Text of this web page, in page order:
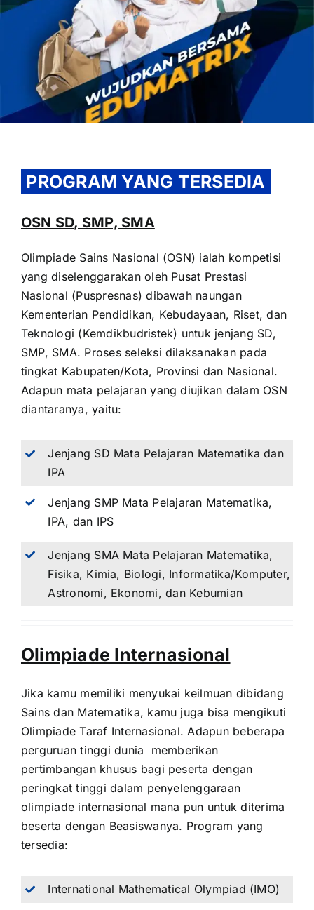
OUR PROGRAM
REGISTRATION
CONTACT US
PROGRAM YANG TERSEDIA
OSN SD, SMP, SMA
Olimpiade Sains Nasional (OSN) ialah kompetisi
yang diselenggarakan oleh Pusat Prestasi
Nasional (Puspresnas) dibawah naungan
Kementerian Pendidikan, Kebudayaan, Riset, dan
Teknologi (Kemdikbudristek) untuk jenjang SD,
SMP, SMA. Proses seleksi dilaksanakan pada
tingkat Kabupaten/Kota, Provinsi dan Nasional.
Adapun mata pelajaran yang diujikan dalam OSN
diantaranya, yaitu:
Jenjang SD Mata Pelajaran Matematika dan
IPA
Jenjang SMP Mata Pelajaran Matematika,
IPA, dan IPS
Jenjang SMA Mata Pelajaran Matematika,
Fisika, Kimia, Biologi, Informatika/Komputer,
Astronomi, Ekonomi, dan Kebumian
Olimpiade Internasional
Jika kamu memiliki menyukai keilmuan dibidang
Sains dan Matematika, kamu juga bisa mengikuti
Olimpiade Taraf Internasional. Adapun beberapa
perguruan tinggi dunia memberikan
pertimbangan khusus bagi peserta dengan
peringkat tinggi dalam penyelenggaraan
olimpiade internasional mana pun untuk diterima
beserta dengan Beasiswanya. Program yang
tersedia:
International Mathematical Olympiad (IMO)